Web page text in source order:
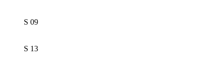
S 09
S 13